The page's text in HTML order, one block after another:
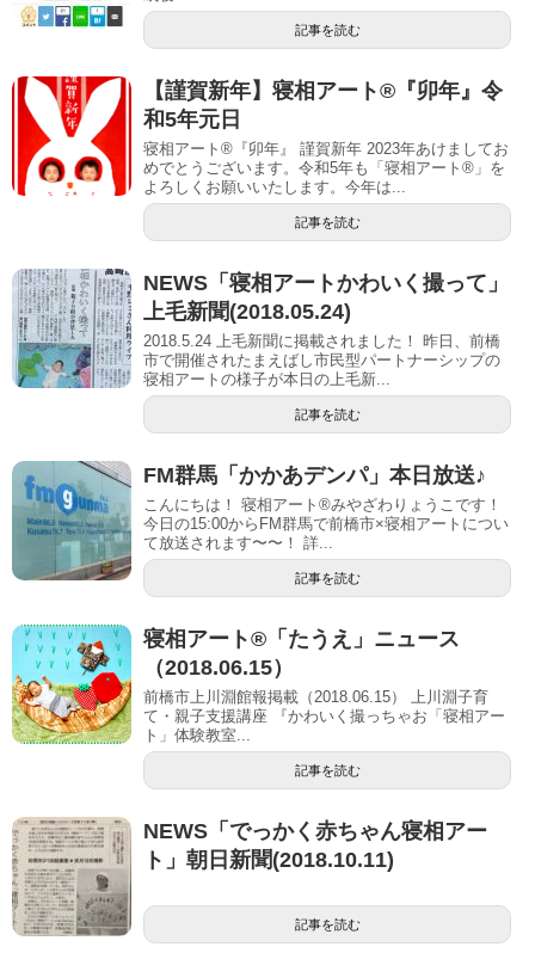
記事を読む
【謹賀新年】寝相アート®︎『卯年』令
和5年元日
寝相アート®『卯年』 謹賀新年 2023年あけましてお
めでとうございます。令和5年も「寝相アート®︎」を
よろしくお願いいたします。今年は...
記事を読む
NEWS「寝相アートかわいく撮って」
上毛新聞(2018.05.24)
2018.5.24 上毛新聞に掲載されました！ 昨日、前橋
市で開催されたまえばし市民型パートナーシップの
寝相アートの様子が本日の上毛新...
記事を読む
FM群馬「かかあデンパ」本日放送♪
こんにちは！ 寝相アート®︎みやざわりょうこです！
今日の15:00からFM群馬で前橋市×寝相アートについ
て放送されます〜〜！ 詳...
記事を読む
寝相アート®「たうえ」ニュース
（2018.06.15）
前橋市上川淵館報掲載（2018.06.15） 上川淵子育
て・親子支援講座 『かわいく撮っちゃお「寝相アー
ト」体験教室...
記事を読む
NEWS「でっかく赤ちゃん寝相アー
ト」朝日新聞(2018.10.11)
記事を読む